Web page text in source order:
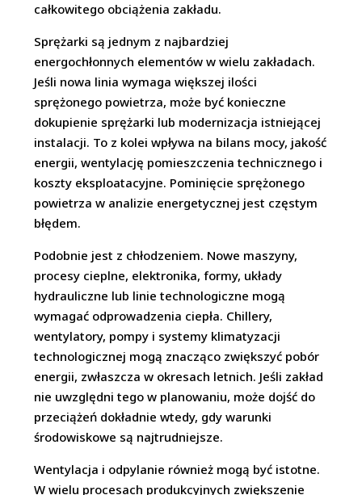
całkowitego obciążenia zakładu.
Sprężarki są jednym z najbardziej
energochłonnych elementów w wielu zakładach.
Jeśli nowa linia wymaga większej ilości
sprężonego powietrza, może być konieczne
dokupienie sprężarki lub modernizacja istniejącej
instalacji. To z kolei wpływa na bilans mocy, jakość
energii, wentylację pomieszczenia technicznego i
koszty eksploatacyjne. Pominięcie sprężonego
powietrza w analizie energetycznej jest częstym
błędem.
Podobnie jest z chłodzeniem. Nowe maszyny,
procesy cieplne, elektronika, formy, układy
hydrauliczne lub linie technologiczne mogą
wymagać odprowadzenia ciepła. Chillery,
wentylatory, pompy i systemy klimatyzacji
technologicznej mogą znacząco zwiększyć pobór
energii, zwłaszcza w okresach letnich. Jeśli zakład
nie uwzględni tego w planowaniu, może dojść do
przeciążeń dokładnie wtedy, gdy warunki
środowiskowe są najtrudniejsze.
Wentylacja i odpylanie również mogą być istotne.
W wielu procesach produkcyjnych zwiększenie